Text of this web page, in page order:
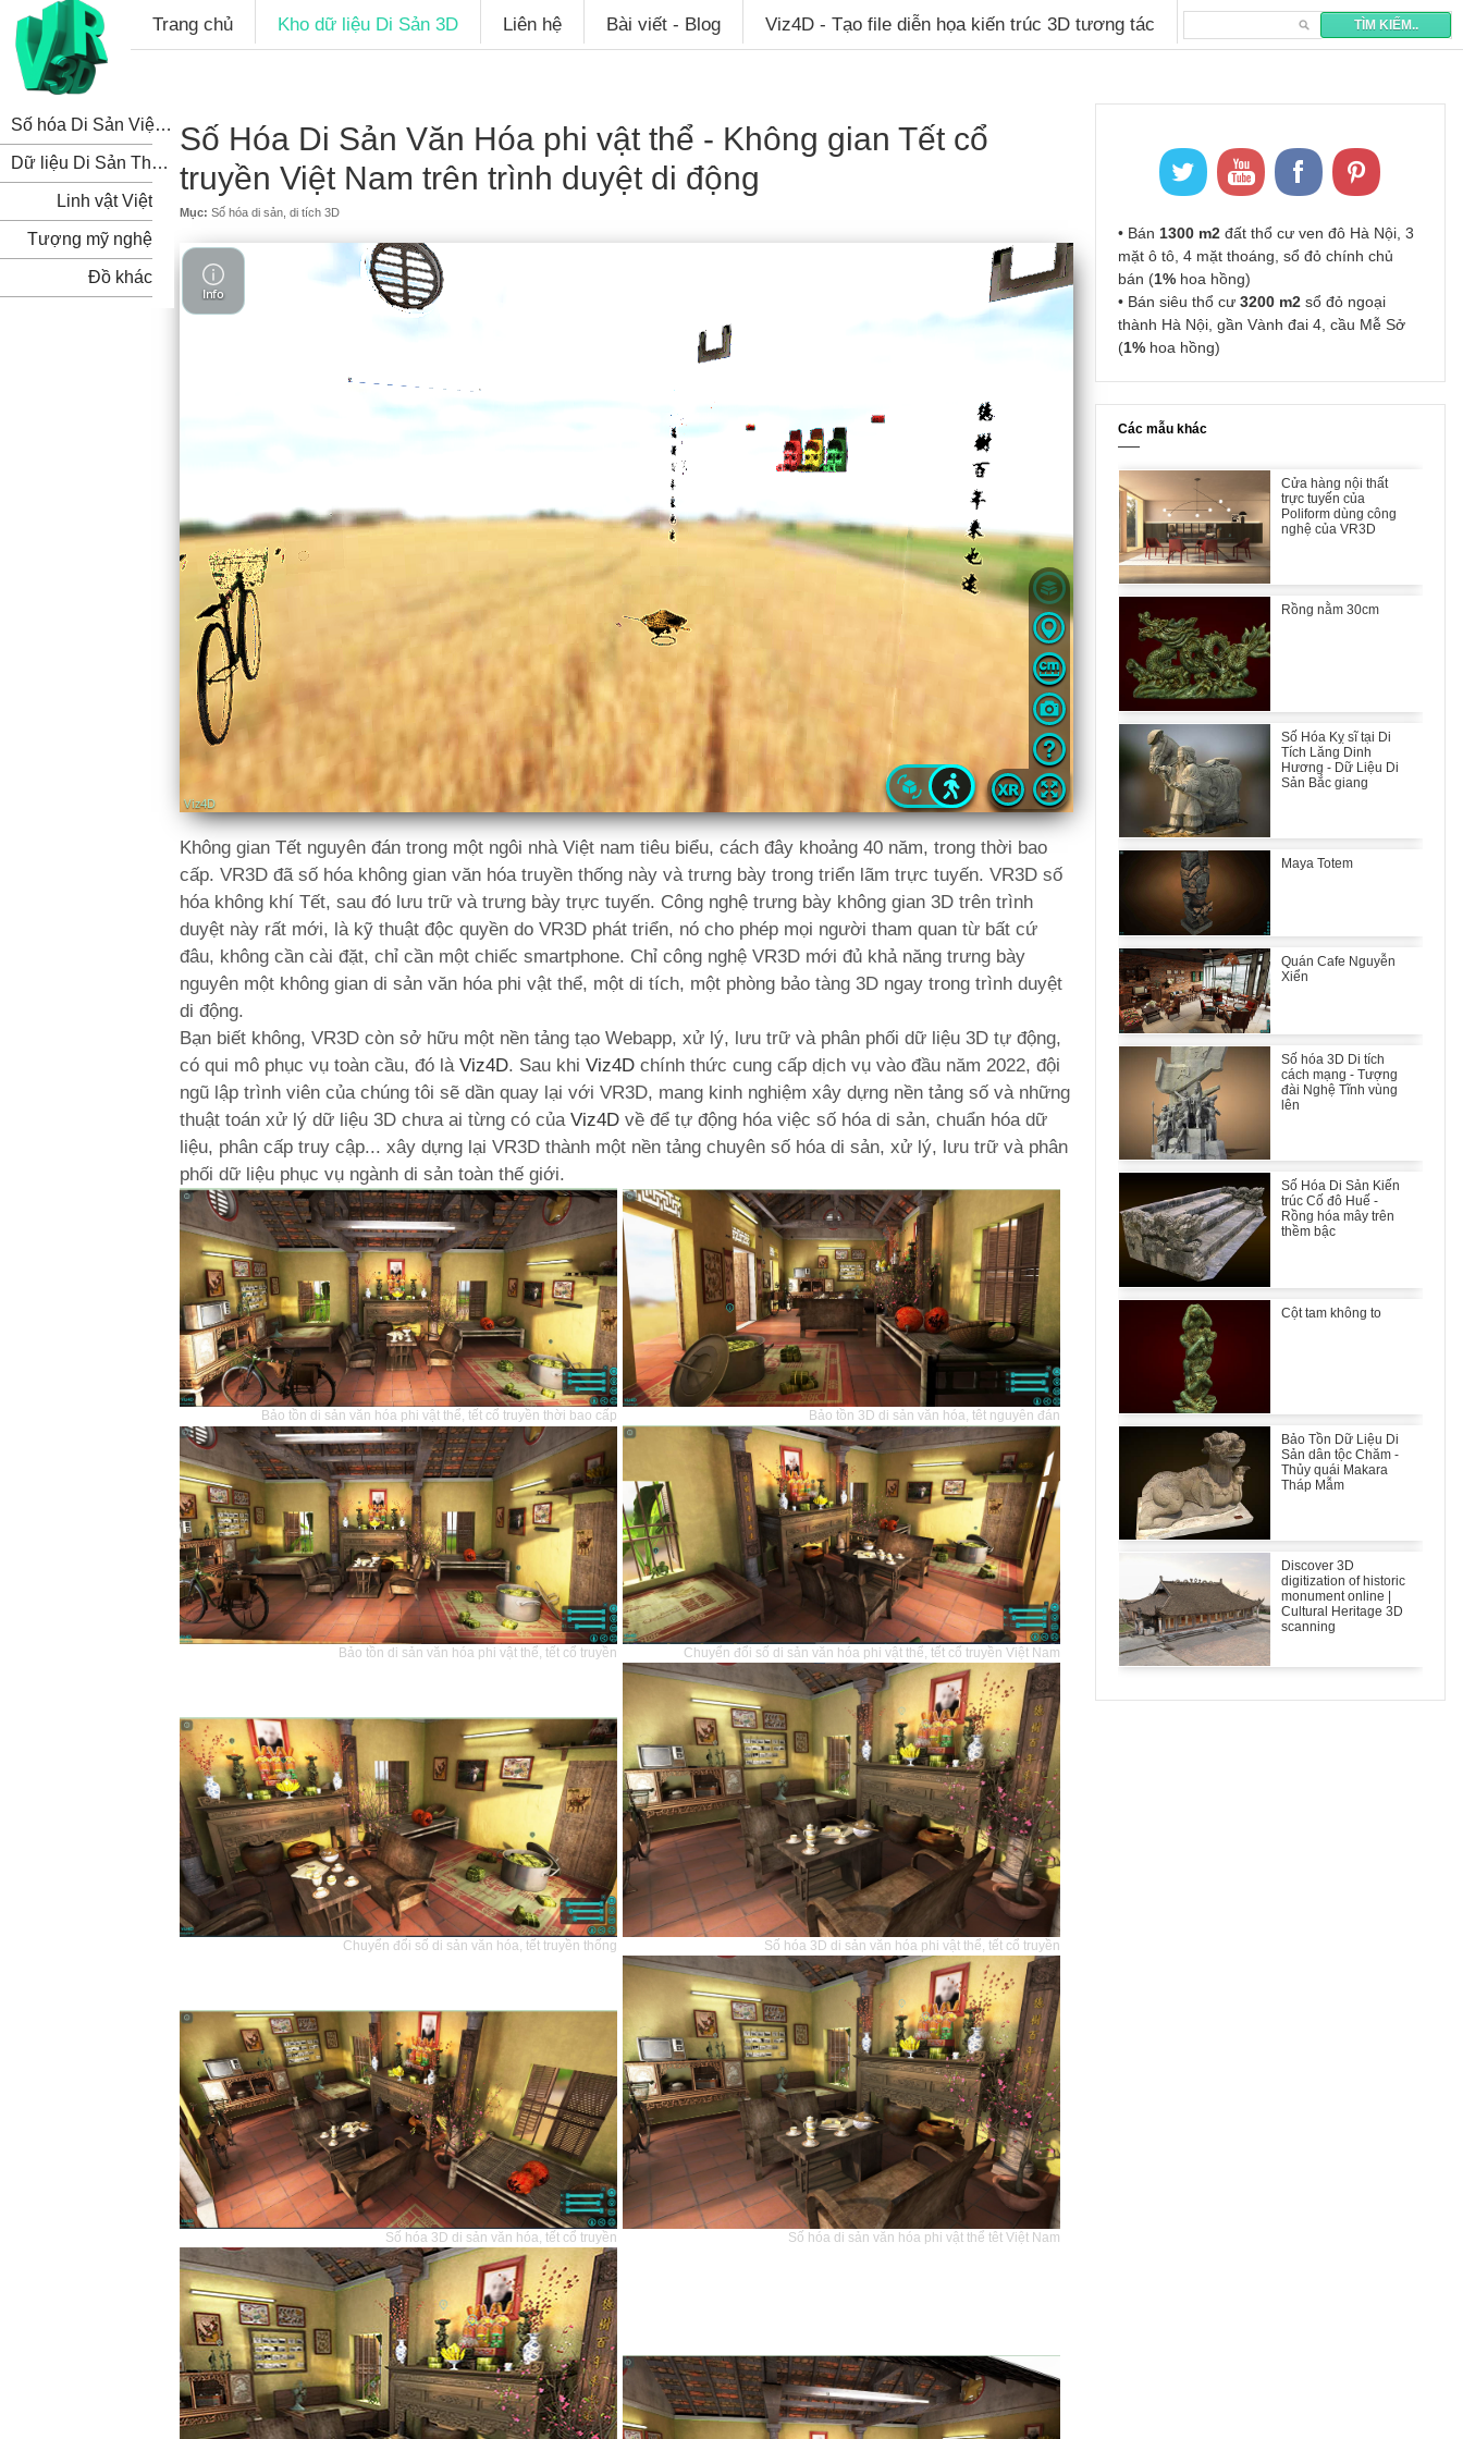
Trang chủ Kho dữ liệu Di Sản 3D Liên hệ Bài viết - Blog Viz4D - Tạo file diễn họa kiến trúc 3D tương tác
Số Hóa Di Sản Văn Hóa phi vật thể - Không gian Tết cổ
truyền Việt Nam trên trình duyệt di động
Mục: Số hóa di sản, di tích 3D
Không gian Tết nguyên đán trong một ngôi nhà Việt nam tiêu biểu, cách đây khoảng 40 năm, trong thời bao
cấp. VR3D đã số hóa không gian văn hóa truyền thống này và trưng bày trong triển lãm trực tuyến. VR3D số
hóa không khí Tết, sau đó lưu trữ và trưng bày trực tuyến. Công nghệ trưng bày không gian 3D trên trình
duyệt này rất mới, là kỹ thuật độc quyền do VR3D phát triển, nó cho phép mọi người tham quan từ bất cứ
đâu, không cần cài đặt, chỉ cần một chiếc smartphone. Chỉ công nghệ VR3D mới đủ khả năng trưng bày
nguyên một không gian di sản văn hóa phi vật thể, một di tích, một phòng bảo tàng 3D ngay trong trình duyệt
di động.
Bạn biết không, VR3D còn sở hữu một nền tảng tạo Webapp, xử lý, lưu trữ và phân phối dữ liệu 3D tự động,
có qui mô phục vụ toàn cầu, đó là Viz4D. Sau khi Viz4D chính thức cung cấp dịch vụ vào đầu năm 2022, đội
ngũ lập trình viên của chúng tôi sẽ dần quay lại với VR3D, mang kinh nghiệm xây dựng nền tảng số và những
thuật toán xử lý dữ liệu 3D chưa ai từng có của Viz4D về để tự động hóa việc số hóa di sản, chuẩn hóa dữ
liệu, phân cấp truy cập... xây dựng lại VR3D thành một nền tảng chuyên số hóa di sản, xử lý, lưu trữ và phân
phối dữ liệu phục vụ ngành di sản toàn thế giới.
Bảo tồn di sản văn hóa phi vật thể, tết cổ truyền thời bao cấp Bảo tồn 3D di sản văn hóa, têt nguyên đán
Bảo tồn di sản văn hóa phi vật thể, tết cổ truyền Chuyển đổi số di sản văn hóa phi vật thể, tết cổ truyền Việt Nam
Chuyển đổi số di sản văn hóa, tết truyền thống Số hóa 3D di sản văn hóa phi vật thể, tết cổ truyền
Số hóa 3D di sản văn hóa, tết cổ truyền Số hóa di sản văn hóa phi vật thể têt Việt Nam
• Bán 1300 m2đất thổ cư ven đô Hà Nội, 3
mặt ô tô, 4 mặt thoáng, sổ đỏ chính chủ
bán (1%hoa hồng)
• Bán siêu thổ cư 3200 m2sổ đỏ ngoại
thành Hà Nội, gần Vành đai 4, cầu Mễ Sở
(1%hoa hồng)
Các mẫu khác
Cửa hàng nội thất
trực tuyến của
Poliform dùng công
nghệ của VR3D
Rồng nằm 30cm
Số Hóa Kỵ sĩ tại Di
Tích Lăng Dinh
Hương - Dữ Liệu Di
Sản Bắc giang
Maya Totem
Quán Cafe Nguyễn
Xiển
Số hóa 3D Di tích
cách mạng - Tượng
đài Nghệ Tĩnh vùng
lên
Số Hóa Di Sản Kiến
trúc Cố đô Huế -
Rồng hóa mây trên
thềm bậc
Cột tam không to
Bảo Tồn Dữ Liệu Di
Sản dân tộc Chăm -
Thủy quái Makara
Tháp Mẫm
Discover 3D
digitization of historic
monument online |
Cultural Heritage 3D
scanning
Số hóa Di Sản Việt Nam
Dữ liệu Di Sản Thế Giới
Linh vật Việt
Tượng mỹ nghệ
Đồ khác